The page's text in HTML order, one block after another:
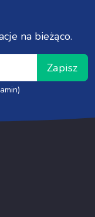
na bieżąco.
Zapisz